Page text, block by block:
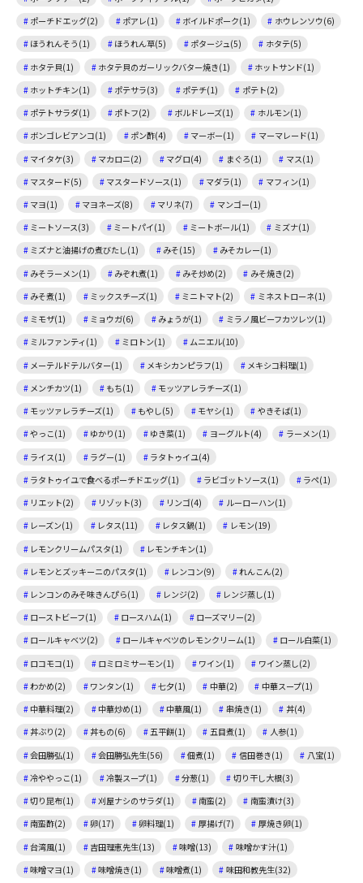
ポーチドエッグ(2)
ポアレ(1) ボイルドポーク(1)
ホウレンソウ(6)
ほうれんそう(1)
ほうれん草(5) ポタージュ(5)
ホタテ(5)
ホタテ貝(1)
ホタテ貝のガーリックバター焼き(1)
ホットサンド(1)
ホットチキン(1)
ポテサラ(3) ポテチ(1)
ポテト(2)
ポテトサラダ(1)
ポトフ(2) ボルドレーズ(1)
ホルモン(1)
ボンゴレビアンコ(1)
ポン酢(4) マーボー(1)
マーマレード(1)
マイタケ(3)
マカロニ(2) マグロ(4) まぐろ(1)
マス(1)
マスタード(5)
マスタードソース(1) マダラ(1)
マフィン(1)
マヨ(1)
マヨネーズ(8) マリネ(7)
マンゴー(1)
ミートソース(3)
ミートパイ(1) ミートボール(1)
ミズナ(1)
ミズナと油揚げの煮びたし(1)
みそ(15)
みそカレー(1)
みそラーメン(1)
みぞれ煮(1) みそ炒め(2)
みそ焼き(2)
みそ煮(1)
ミックスチーズ(1) ミニトマト(2)
ミネストローネ(1)
ミモザ(1)
ミョウガ(6) みょうが(1)
ミラノ風ビーフカツレツ(1)
ミルファンティ(1)
ミロトン(1)
ムニエル(10)
メーテルドテルバター(1)
メキシカンピラフ(1)
メキシコ料理(1)
メンチカツ(1)
もち(1)
モッツアレラチーズ(1)
モッツァレラチーズ(1)
もやし(5) モヤシ(1)
やきそば(1)
やっこ(1)
ゆかり(1) ゆき菜(1) ヨーグルト(4)
ラーメン(1)
ライス(1)
ラグー(1)
ラタトゥイユ(4)
ラタトゥイユで食べるポーチドエッグ(1)
ラビゴットソース(1)
ラペ(1)
リエット(2)
リゾット(3) リンゴ(4)
ルーローハン(1)
レーズン(1)
レタス(11) レタス鍋(1)
レモン(19)
レモンクリームパスタ(1)
レモンチキン(1)
レモンとズッキーニのパスタ(1)
レンコン(9)
れんこん(2)
レンコンのみそ味きんぴら(1)
レンジ(2)
レンジ蒸し(1)
ローストビーフ(1)
ロースハム(1)
ローズマリー(2)
ロールキャベツ(2)
ロールキャベツのレモンクリーム(1)
ロール白菜(1)
ロコモコ(1)
ロミロミサーモン(1) ワイン(1)
ワイン蒸し(2)
わかめ(2)
ワンタン(1) 七夕(1) 中華(2)
中華スープ(1)
中華料理(2)
中華炒め(1) 中華風(1) 串焼き(1)
丼(4)
丼ぶり(2)
丼もの(6) 五平餅(1) 五目煮(1)
人参(1)
会田勝弘(1)
会田勝弘先生(56) 佃煮(1) 信田巻き(1)
八宝(1)
冷ややっこ(1)
冷製スープ(1) 分葱(1)
切り干し大根(3)
切り昆布(1)
刈屋ナシのサラダ(1) 南蛮(2)
南蛮漬け(3)
南蛮酢(2)
卵(17) 卵料理(1) 厚揚げ(7)
厚焼き卵(1)
台湾風(1)
吉田理恵先生(13) 味噌(13)
味噌かす汁(1)
味噌マヨ(1)
味噌焼き(1) 味噌煮(1)
味田和教先生(32)